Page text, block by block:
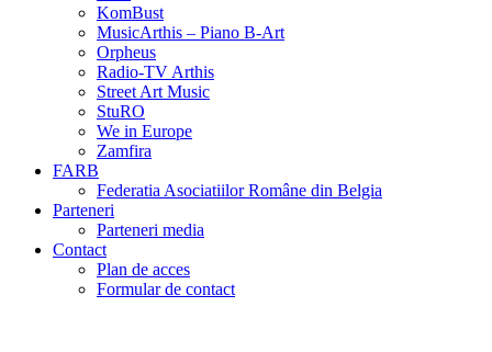
KomBust
MusicArthis – Piano B-Art
Orpheus
Radio-TV Arthis
Street Art Music
StuRO
We in Europe
Zamfira
FARB
Federatia Asociatiilor Române din Belgia
Parteneri
Parteneri media
Contact
Plan de acces
Formular de contact